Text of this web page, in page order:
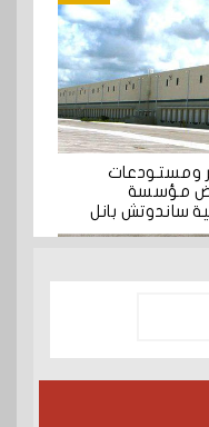
ومستودعات
مؤسسة
ساندوتش بانل